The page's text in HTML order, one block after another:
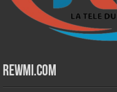
Rewmi.Com